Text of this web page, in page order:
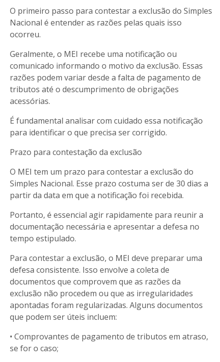
O primeiro passo para contestar a exclusão do Simples
Nacional é entender as razões pelas quais isso
ocorreu.
Geralmente, o MEI recebe uma notificação ou
comunicado informando o motivo da exclusão. Essas
razões podem variar desde a falta de pagamento de
tributos até o descumprimento de obrigações
acessórias.
É fundamental analisar com cuidado essa notificação
para identificar o que precisa ser corrigido.
Prazo para contestação da exclusão
O MEI tem um prazo para contestar a exclusão do
Simples Nacional. Esse prazo costuma ser de 30 dias a
partir da data em que a notificação foi recebida.
Portanto, é essencial agir rapidamente para reunir a
documentação necessária e apresentar a defesa no
tempo estipulado.
Para contestar a exclusão, o MEI deve preparar uma
defesa consistente. Isso envolve a coleta de
documentos que comprovem que as razões da
exclusão não procedem ou que as irregularidades
apontadas foram regularizadas. Alguns documentos
que podem ser úteis incluem:
• Comprovantes de pagamento de tributos em atraso,
se for o caso;